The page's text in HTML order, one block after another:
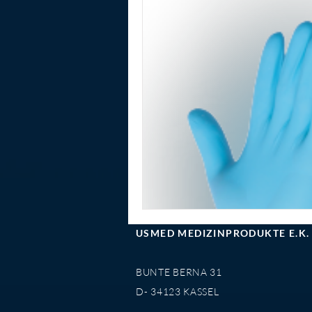
Citra Lock
Druckverband
Kindergastroenterologie
USMED MEDIZINPRODUKTE E.K.
BUNTE BERNA 31
D- 34123 KASSEL